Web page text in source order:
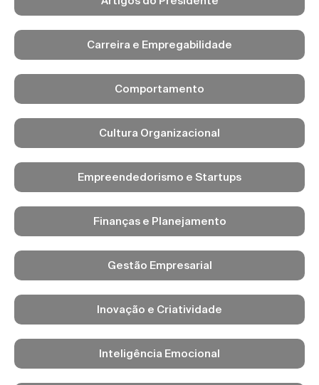
Carreira e Empregabilidade
Comportamento
Cultura Organizacional
Empreendedorismo e Startups
Finanças e Planejamento
Gestão Empresarial
Inovação e Criatividade
Inteligência Emocional